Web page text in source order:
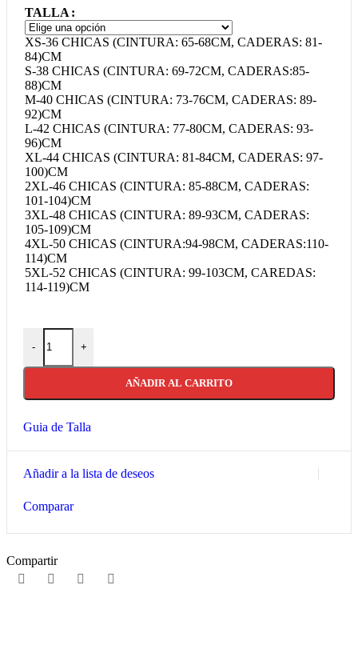
original
era:
199,90€.
es:
159,00€.
TALLA
XS-36 CHICAS (CINTURA: 65-68CM, CADERAS: 81-
84)CM
S-38 CHICAS (CINTURA: 69-72CM, CADERAS:85-
88)CM
M-40 CHICAS (CINTURA: 73-76CM, CADERAS: 89-
92)CM
L-42 CHICAS (CINTURA: 77-80CM, CADERAS: 93-
96)CM
XL-44 CHICAS (CINTURA: 81-84CM, CADERAS: 97-
100)CM
2XL-46 CHICAS (CINTURA: 85-88CM, CADERAS:
101-104)CM
3XL-48 CHICAS (CINTURA: 89-93CM, CADERAS:
105-109)CM
4XL-50 CHICAS (CINTURA:94-98CM, CADERAS:110-
114)CM
5XL-52 CHICAS (CINTURA: 99-103CM, CAREDAS:
114-119)CM
-
PANTALÓN DE PIEL CON PROTECCIONES PARA
+
AÑADIR AL CARRITO
Guia de Talla
Añadir a la lista de deseos
Comparar
Compartir